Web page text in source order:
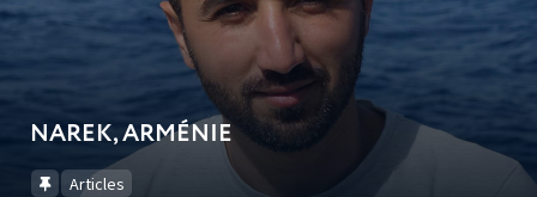
NAREK, ARMÉNIE
Articles